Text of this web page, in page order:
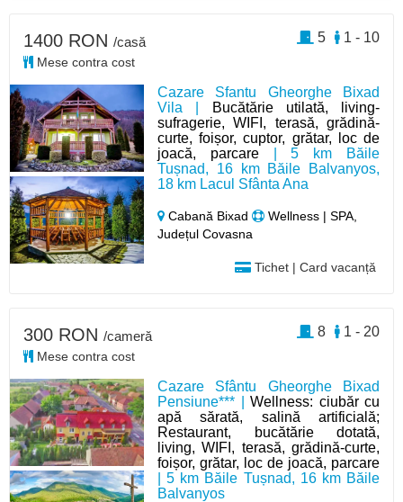
Cazare Sfantu Gheorghe Bixad
Vila |
Bucătărie utilată, living-
sufragerie, WIFI, terasă, grădină-
curte, foișor, cuptor, grătar, loc de
joacă, parcare| 5 km Băile
Tușnad, 16 km Băile Balvanyos,
18 km Lacul Sfânta Ana
Cabană Bixad
Wellness | SPA,
Județul Covasna
Tichet | Card vacanță
1400 RON /casă
Mese contra cost
1 - 10
5
Cazare Sfântu Gheorghe Bixad
Pensiune*** |Wellness: ciubăr cu
apă sărată, salină artificială;
Restaurant, bucătărie dotată,
living, WIFI, terasă, grădină-curte,
foișor, grătar, loc de joacă, parcare
| 5 km Băile Tușnad, 16 km Băile
Balvanyos
300 RON /cameră
Mese contra cost
1 - 20
8